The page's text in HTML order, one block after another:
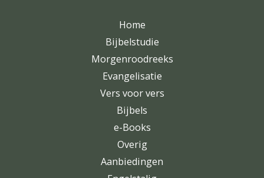
Home
Bijbelstudie
Morgenroodreeks
Evangelisatie
Vers voor vers
Bijbels
e-Books
Overig
Aanbiedingen